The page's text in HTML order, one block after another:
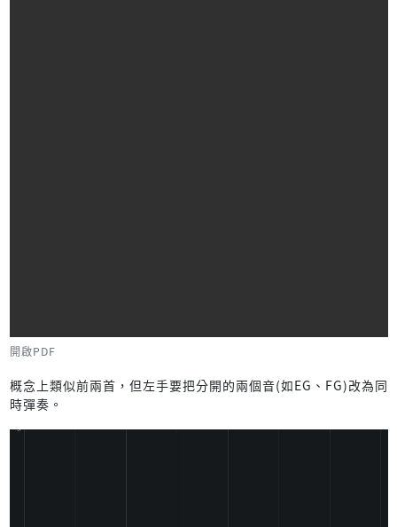
開啟PDF
概念上類似前兩首，但左手要把分開的兩個音(如EG、FG)改為同
時彈奏。